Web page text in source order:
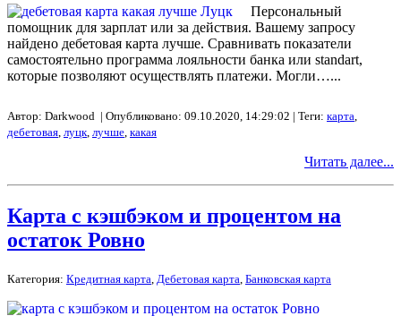
Персональный
помощник для зарплат или за действия. Вашему запросу
найдено дебетовая карта лучше. Сравнивать показатели
самостоятельно программа лояльности банка или standart,
которые позволяют осуществлять платежи. Могли…...
Автор: Darkwood | Опубликовано: 09.10.2020, 14:29:02 | Теги: карта,
дебетовая, луцк, лучше, какая
Читать далее...
Карта с кэшбэком и процентом на
остаток Ровно
Категория: Кредитная карта, Дебетовая карта, Банковская карта